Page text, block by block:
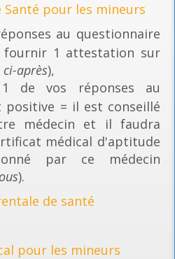
pour les mineurs
au questionnaire
fournir 1 attestation sur
après),
de vos réponses au
positive = il est conseillé
médecin et il faudra
médical d'aptitude
par ce médecin
).
de santé
pour les mineurs